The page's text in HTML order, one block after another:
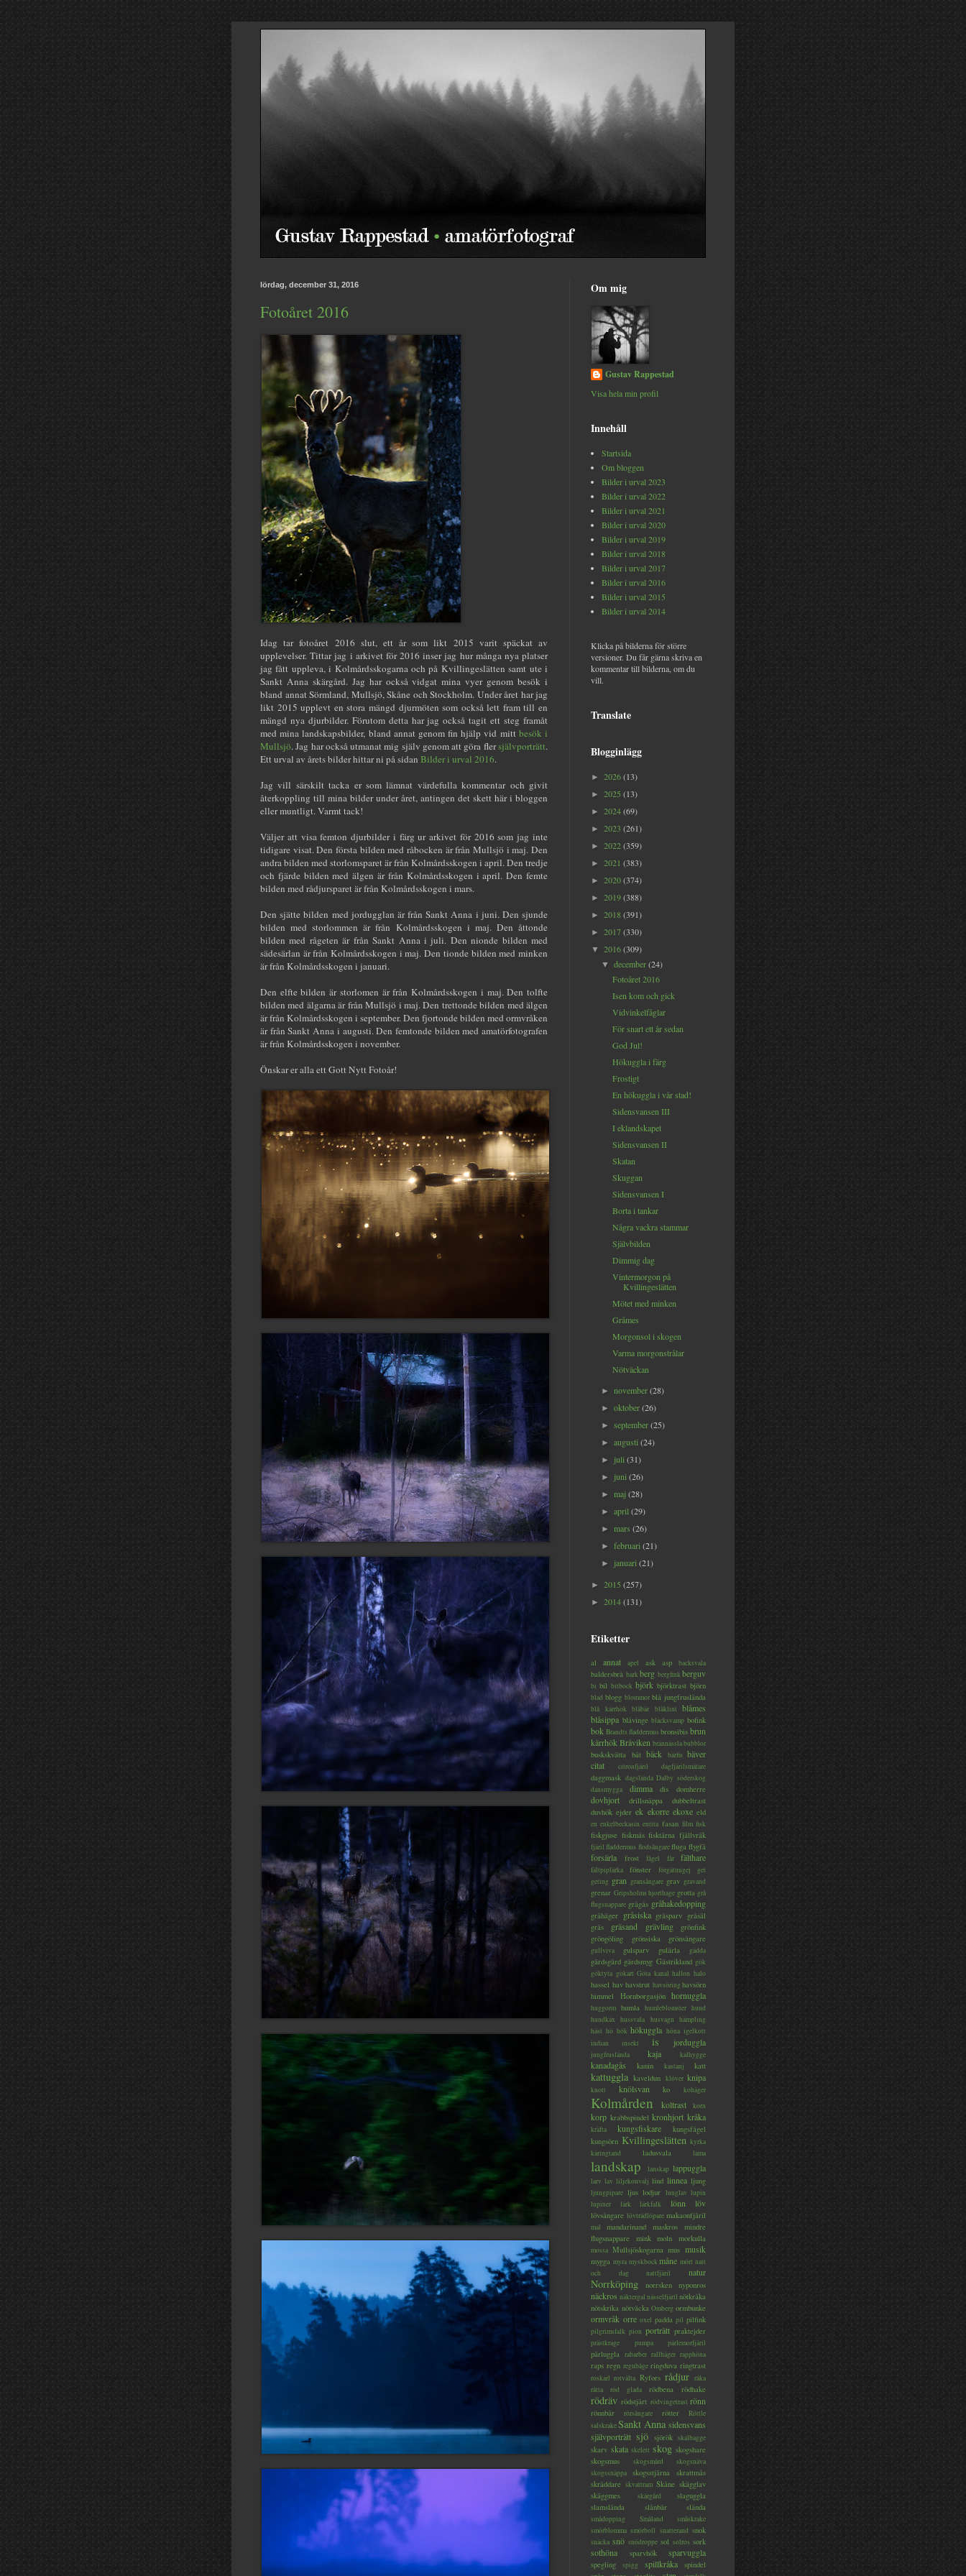
lördag, december 31, 2016
Fotoåret 2016
Idag tar fotoåret 2016 slut, ett år som likt 2015 varit späckat av
upplevelser. Tittar jag i arkivet för 2016 inser jag hur många nya platser
jag fått uppleva, i Kolmårdsskogarna och på Kvillingeslätten samt ute i
Sankt Anna skärgård. Jag har också vidgat mina vyer genom besök i
bland annat Sörmland, Mullsjö, Skåne och Stockholm. Under året har jag
likt 2015 upplevt en stora mängd djurmöten som också lett fram till en
mängd nya djurbilder. Förutom detta har jag också tagit ett steg framåt
med mina landskapsbilder, bland annat genom fin hjälp vid mitt besök i
Mullsjö. Jag har också utmanat mig själv genom att göra flersjälvporträtt.
Ett urval av årets bilder hittar ni på sidan Bilder i urval 2016.
Jag vill särskilt tacka er som lämnat värdefulla kommentar och givit
återkoppling till mina bilder under året, antingen det skett här i bloggen
eller muntligt. Varmt tack!
Väljer att visa femton djurbilder i färg ur arkivet för 2016 som jag inte
tidigare visat. Den första bilden med råbocken är från Mullsjö i maj. Den
andra bilden med storlomsparet är från Kolmårdsskogen i april. Den tredje
och fjärde bilden med älgen är från Kolmårdsskogen i april. Den femte
bilden med rådjursparet är från Kolmårdsskogen i mars.
Den sjätte bilden med jordugglan är från Sankt Anna i juni. Den sjunde
bilden med storlommen är från Kolmårdsskogen i maj. Den åttonde
bilden med rågeten är från Sankt Anna i juli. Den nionde bilden med
sädesärlan är från Kolmårdsskogen i maj. Den tionde bilden med minken
är från Kolmårdsskogen i januari.
Den elfte bilden är storlomen är från Kolmårdsskogen i maj. Den tolfte
bilden med älgarna är från Mullsjö i maj. Den trettonde bilden med älgen
är från Kolmårdsskogen i september. Den fjortonde bilden med ormvråken
är från Sankt Anna i augusti. Den femtonde bilden med amatörfotografen
är från Kolmårdsskogen i november.
Önskar er alla ett Gott Nytt Fotoår!
Om mig
Gustav Rappestad
Visa hela min profil
Innehåll
Startsida
Om bloggen
Bilder i urval 2023
Bilder i urval 2022
Bilder i urval 2021
Bilder i urval 2020
Bilder i urval 2019
Bilder i urval 2018
Bilder i urval 2017
Bilder i urval 2016
Bilder i urval 2015
Bilder i urval 2014
Klicka på bilderna för större
versioner. Du får gärna skriva en
kommentar till bilderna, om du
vill.
Translate
Blogginlägg
► 2026(13)
► 2025 (13)
► 2024(69)
► 2023 (261)
► 2022(359)
► 2021 (383)
► 2020(374)
► 2019(388)
► 2018 (391)
► 2017(330)
▼ 2016(309)
▼december(24)
Fotoåret 2016
Isen kom och gick
Vidvinkelfåglar
För snart ett år sedan
God Jul!
Hökuggla i färg
Frostigt
En hökuggla i vår stad!
Sidensvansen III
I eklandskapet
Sidensvansen II
Skatan
Skuggan
Sidensvansen I
Borta i tankar
Några vackra stammar
Självbilden
Dimmig dag
Vintermorgon på
Kvillingeslätten
Mötet med minken
Gråmes
Morgonsol i skogen
Varma morgonstrålar
Nötväckan
►november(28)
►oktober(26)
►september(25)
►augusti(24)
► juli(31)
► juni(26)
►maj(28)
►april(29)
►mars(26)
►februari(21)
► januari(21)
► 2015 (257)
► 2014(131)
Etiketter
al annat apel ask asp backsvala
baldersbrå barkberg bergfinkberguv
bi bil bitbock björk björktrast björn
blad blogg blommor blå jungfruslända
blå kärrhök blåbär blåklint
blåmes
blåsippa blåvinge bläcksvamp bofink
bok Brandts fladdermus bronsibis brun
kärrhök Bråviken brännässlabubblor
buskskvätta båt bäck bärfis bäver
citat
citronfjäril dagfjärilsmätare
daggmask dagslända Dalby söderskog
dansmygga
dimma dis domherre
dovhjort drillsnäppa
dubbeltrast
duvhök ejder ek ekorre ekoxe eld
en enkelbeckasin entita fasan film fisk
fiskgjuse fiskmås fisktärna fjällvråk
fjäril fladdermus flodsångarefluga flygfä
forsärla frost fågel får fälthare
fältpiplärka fönster förgätmigej
get
geting gran gransångare grav gravand
grenar Gripsholms hjorthage grotta grå
flugsnappare grågås gråhakedopping
gråhäger gråsiska gråsparv gråsäl
gräs
gräsand grävling
grönfink
gröngöling
grönsiska grönsångare
gullviva gulsparv gulärla gädda
gärdsgård gärdsmyg Gästrikland gök
göktyta gökärt Göta kanal hallon halo
hassel hav havstrut havsöring havsörn
himmel
Hornborgasjön hornuggla
huggorm humla humleblomster hund
hundkäx
hussvala husvagn
hämpling
häst hö hök hökuggla höna igelkott
indian
insekt is jorduggla
jungfruslända kaja kalhygge
kanadagås kanin kastanj katt
kattuggla kaveldun klöver knipa
knott knölsvan ko kohäger
Kolmården koltrast korn
korp krabbspindel kronhjort kråka
kräfta kungsfiskare
kungsfågel
kungsörn Kvillingeslätten kyrka
käringtand
ladusvala lama
landskap lanskap lappuggla
larv lav liljekonvalj lind linnea ljung
ljungpipare ljus lodjur lunglav lupin
lupiner
lärk lärkfalk lönn löv
lövsångare lövträdlöpare makaonfjäril
mal mandarinand maskros
mindre
flugsnappare
mink moln morkulla
mossa Mullsjöskogarna mus musik
mygga myra myskbock måne mört natt
och dag
nattfjäril natur
Norrköping norrsken nyponros
näckros näktergal nässelfjäril nötkråka
nötskrika nötväcka Omberg ormbunke
ormvråk orre oxel padda pil pilfink
pilgrimsfalk pion porträtt praktejder
prästkrage pumpa pärlemorfjäril
pärluggla rabarber rallhäger rapphöna
raps regn regnbåge ringduva ringtrast
roskarl rotvälta Ryfors rådjur råka
råtta
röd glada rödbena rödhake
rödräv rödstjärt rödvingetrast rönn
rönnbär rörsångare rötter
Röttle
salskrakeSankt Anna sidensvans
självporträtt sjö sjörök skalbagge
skarv skata skelett skog skogshare
skogsmus
skogsmård
skogsnäva
skogssnäppa
skogsstjärna
skrattmås
skräddare skvattram Skåne skägglav
skäggmes
skärgård
slaguggla
slamslända
slånbär slända
smådopping Småland
småskrake
smörblomma smörboll snatterand snok
snäcka snö snödroppe sol solros sork
sothöna sparvhök sparvuggla
spegling spigg spillkråka
spindel